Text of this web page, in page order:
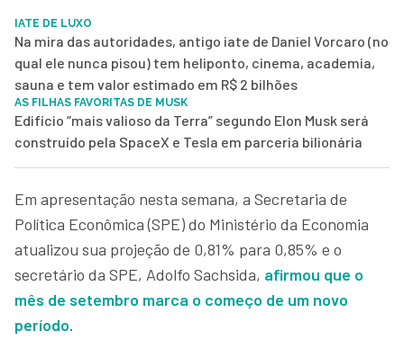
IATE DE LUXO
Na mira das autoridades, antigo iate de Daniel Vorcaro (no
qual ele nunca pisou) tem heliponto, cinema, academia,
sauna e tem valor estimado em R$ 2 bilhões
AS FILHAS FAVORITAS DE MUSK
Edifício “mais valioso da Terra” segundo Elon Musk será
construído pela SpaceX e Tesla em parceria bilionária
Em apresentação nesta semana, a Secretaria de
Política Econômica (SPE) do Ministério da Economia
atualizou sua projeção de 0,81% para 0,85% e o
secretário da SPE, Adolfo Sachsida, afirmou que o
mês de setembro marca o começo de um novo
período.